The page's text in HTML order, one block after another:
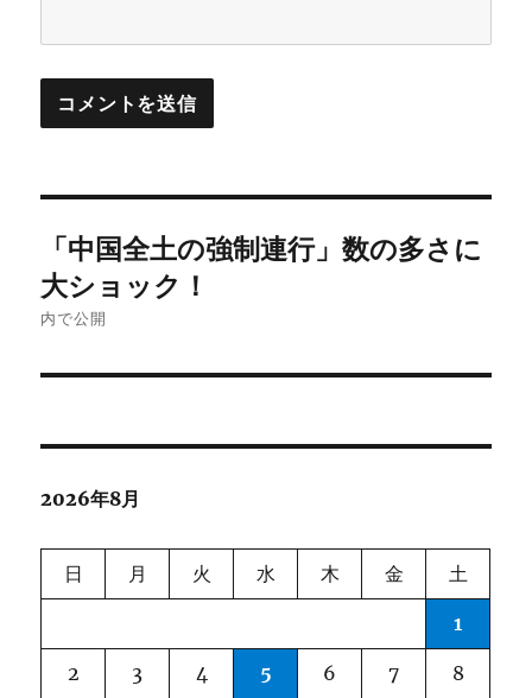
稿
ナ
ビ
ョ
「中国全土の強制連行」数の多さに
大ショック！
内で公開
2026年8月
日 月 火 水 木 金 土
1
2 3 4 5 6 7 8